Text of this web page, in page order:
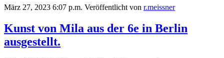
März 27, 2023 6:07 p.m. Veröffentlicht von r.meissner
Kunst von Mila aus der 6e in Berlin
ausgestellt.